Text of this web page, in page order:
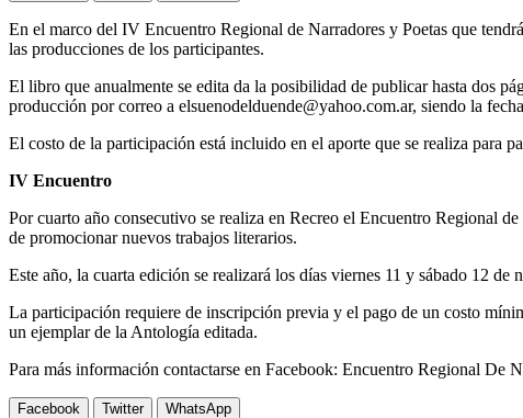
En el marco del IV Encuentro Regional de Narradores y Poetas que
las producciones de los participantes.
El libro que anualmente se edita da la posibilidad de publicar hasta dos
producción por correo a elsuenodelduende@yahoo.com.ar, siendo la
El costo de la participación está incluido en el aporte que se realiza para
IV Encuentro
Por cuarto año consecutivo se realiza en Recreo el Encuentro Regional
de promocionar nuevos trabajos literarios.
Este año, la cuarta edición se realizará los días viernes 11 y sábado 12
La participación requiere de inscripción previa y el pago de un costo
un ejemplar de la Antología editada.
Para más información contactarse en Facebook: Encuentro Regional De
Facebook Twitter WhatsApp